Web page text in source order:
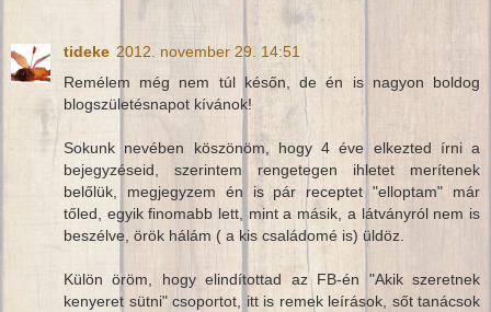
tideke 2012. november 29. 14:51
Remélem még nem túl későn, de én is nagyon boldog
blogszületésnapot kívánok!
Sokunk nevében köszönöm, hogy 4 éve elkezted írni a
bejegyzéseid, szerintem rengetegen ihletet merítenek
belőlük, megjegyzem én is pár receptet "elloptam" már
tőled, egyik finomabb lett, mint a másik, a látványról nem is
beszélve, örök hálám ( a kis családomé is) üldöz.
Külön öröm, hogy elindítottad az FB-én "Akik szeretnek
kenyeret sütni" csoportot, itt is remek leírások, sőt tanácsok